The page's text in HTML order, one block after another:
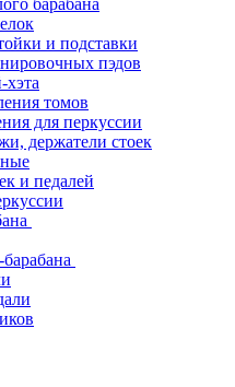
барабана
и подставки
пэдов
томов
для перкуссии
держатели стоек
и педалей